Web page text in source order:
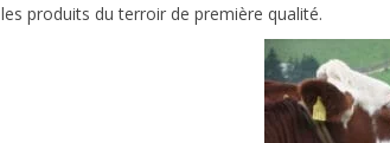
les produits du terroir de première qualité.